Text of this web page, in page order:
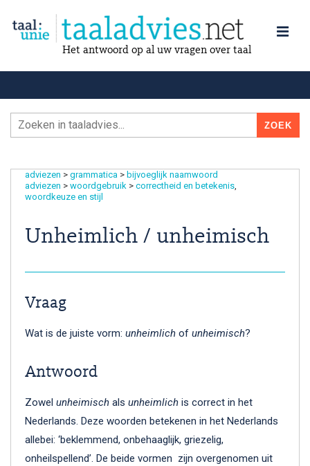
Het antwoord op al uw vragen over taal
adviezen > grammatica > bijvoeglijk naamwoord
adviezen > woordgebruik > correctheid en betekenis
woordkeuze en stijl
Unheimlich / unheimisch
Vraag
Wat is de juiste vorm: unheimlich of unheimisch?
Antwoord
Zowel unheimisch als unheimlich is correct in het
Nederlands. Deze woorden betekenen in het Nederlands
allebei: ‘beklemmend, onbehaaglijk, griezelig,
onheilspellend’. De beide vormen zijn overgenomen uit